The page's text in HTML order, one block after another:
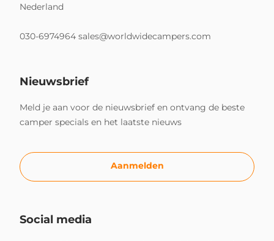
Nederland
030-6974964 sales@worldwidecampers.com
Nieuwsbrief
Meld je aan voor de nieuwsbrief en ontvang de beste
camper specials en het laatste nieuws
Aanmelden
Social media